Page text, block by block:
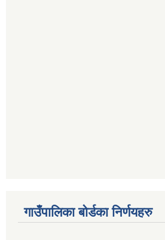
गाउँपालिका बोर्डका निर्णयहरु